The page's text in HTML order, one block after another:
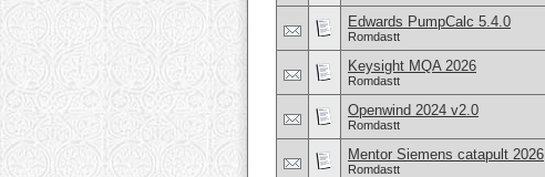
Edwards PumpCalc 5.4.0
Romdastt
Keysight MQA 2026
Romdastt
Openwind 2024 v2.0
Romdastt
Mentor Siemens catapult 2026
Romdastt